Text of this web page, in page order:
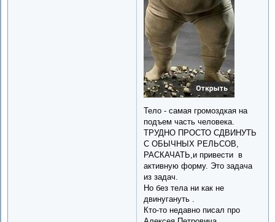
Тело - самая громоздкая на
подъем часть человека.
ТРУДНО ПРОСТО СДВИНУТЬ
С ОБЫЧНЫХ РЕЛЬСОВ,
РАСКАЧАТЬ,и привести в
активную форму. Это задача
из задач.
Но без тела ни как не
двинугануть .
Кто-то недавно писал про